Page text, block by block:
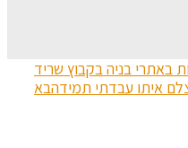
באתרי בניה בקבוץ שריד
איתו עבדתי תמידהבא